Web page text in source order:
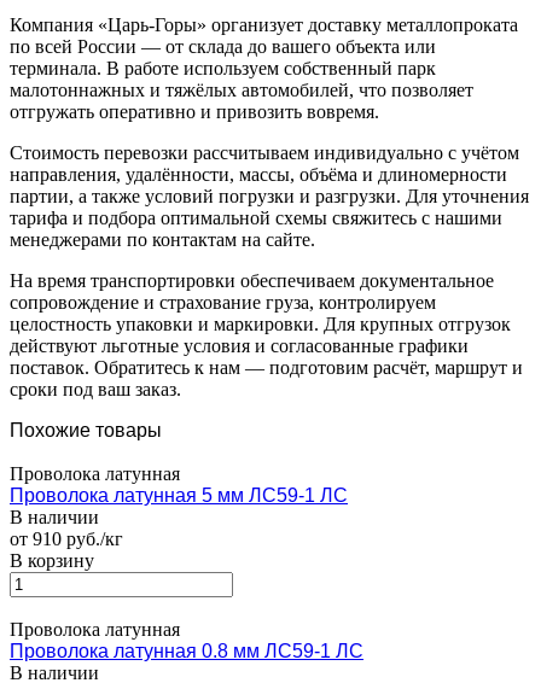
Компания «Царь-Горы» организует доставку металлопроката
по всей России — от склада до вашего объекта или
терминала. В работе используем собственный парк
малотоннажных и тяжёлых автомобилей, что позволяет
отгружать оперативно и привозить вовремя.
Стоимость перевозки рассчитываем индивидуально с учётом
направления, удалённости, массы, объёма и длиномерности
партии, а также условий погрузки и разгрузки. Для уточнения
тарифа и подбора оптимальной схемы свяжитесь с нашими
менеджерами по контактам на сайте.
На время транспортировки обеспечиваем документальное
сопровождение и страхование груза, контролируем
целостность упаковки и маркировки. Для крупных отгрузок
действуют льготные условия и согласованные графики
поставок. Обратитесь к нам — подготовим расчёт, маршрут и
сроки под ваш заказ.
Похожие товары
Проволока латунная
Проволока латунная 5 мм ЛС59-1 ЛС
В наличии
от 910 руб./кг
В корзину
Проволока латунная
Проволока латунная 0.8 мм ЛС59-1 ЛС
В наличии